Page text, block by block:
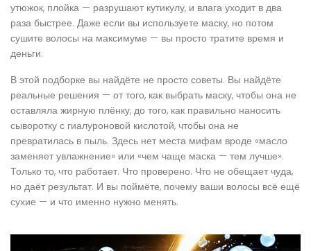
утюжок, плойка — разрушают кутикулу, и влага уходит в два
раза быстрее. Даже если вы используете маску, но потом
сушите волосы на максимуме — вы просто тратите время и
деньги.
В этой подборке вы найдёте не просто советы. Вы найдёте
реальные решения — от того, как выбрать маску, чтобы она не
оставляла жирную плёнку, до того, как правильно наносить
сыворотку с гиалуроновой кислотой, чтобы она не
превратилась в пыль. Здесь нет места мифам вроде «масло
заменяет увлажнение» или «чем чаще маска — тем лучше».
Только то, что работает. Что проверено. Что не обещает чуда,
но даёт результат. И вы поймёте, почему ваши волосы всё ещё
сухие — и что именно нужно менять.